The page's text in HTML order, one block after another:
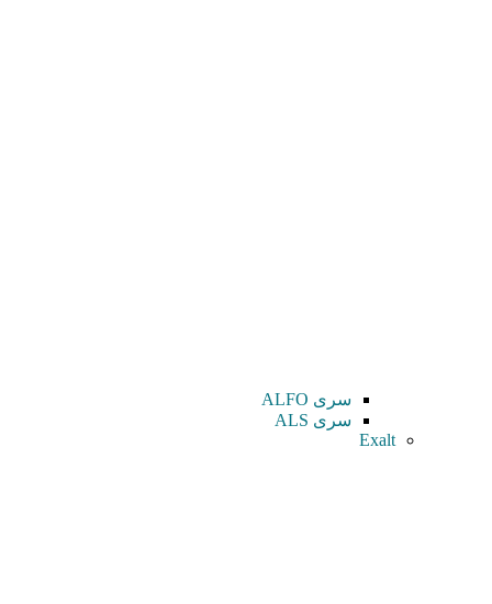
سری ALFO
سری ALS
Exalt